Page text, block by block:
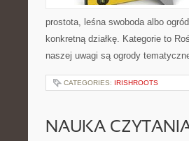
prostota, leśna swoboda albo
konkretną działkę. Kategorie to
naszej uwagi są ogrody
CATEGORIES: IRISHROOTS
NAUKA CZYTANIA